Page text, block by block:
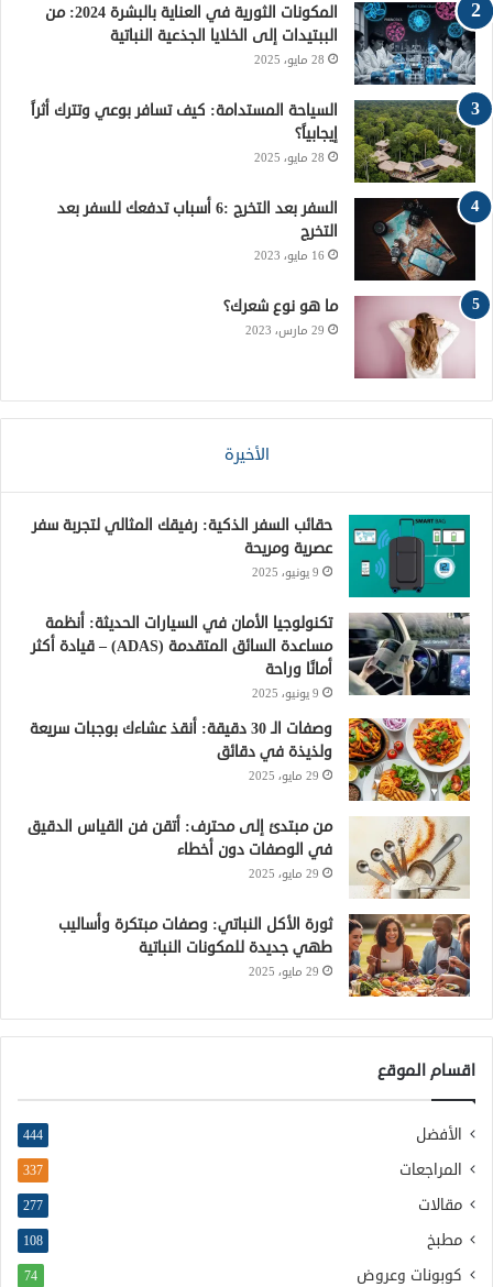
ي
ت
ا
م
ق
المكونات الثورية في العناية بالبشرة 2024: من
الببتيدات إلى الخلايا الجذعية النباتية
28 مايو، 2025
السياحة المستدامة: كيف تسافر بوعي وتترك أثراً
إيجابياً؟
28 مايو، 2025
السفر بعد التخرج :6 أسباب تدفعك للسفر بعد
التخرج
16 مايو، 2023
ما هو نوع شعرك؟
29 مارس، 2023
الأخيرة
حقائب السفر الذكية: رفيقك المثالي لتجربة سفر
عصرية ومريحة
9 يونيو، 2025
تكنولوجيا الأمان في السيارات الحديثة: أنظمة
مساعدة السائق المتقدمة (ADAS) – قيادة أكثر
أمانًا وراحة
9 يونيو، 2025
وصفات الـ 30 دقيقة: أنقذ عشاءك بوجبات سريعة
ولذيذة في دقائق
29 مايو، 2025
من مبتدئ إلى محترف: أتقن فن القياس الدقيق
في الوصفات دون أخطاء
29 مايو، 2025
ثورة الأكل النباتي: وصفات مبتكرة وأساليب
طهي جديدة للمكونات النباتية
29 مايو، 2025
اقسام الموقع
الأفضل 444
المراجعات 337
مقالات 277
مطبخ 108
كوبونات وعروض 74